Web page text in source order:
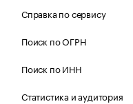
Справка по сервису
Поиск по ОГРН
Поиск по ИНН
Статистика и аудитория